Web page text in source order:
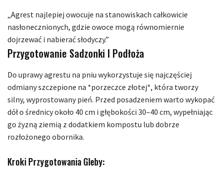
„Agrest najlepiej owocuje na stanowiskach całkowicie
nasłonecznionych, gdzie owoce mogą równomiernie
dojrzewać i nabierać słodyczy.”
Przygotowanie Sadzonki I Podłoża
Do uprawy agrestu na pniu wykorzystuje się najczęściej
odmiany szczepione na *porzeczce złotej*, która tworzy
silny, wyprostowany pień. Przed posadzeniem warto wykopać
dół o średnicy około 40 cm i głębokości 30–40 cm, wypełniając
go żyzną ziemią z dodatkiem kompostu lub dobrze
rozłożonego obornika.
Kroki Przygotowania Gleby: